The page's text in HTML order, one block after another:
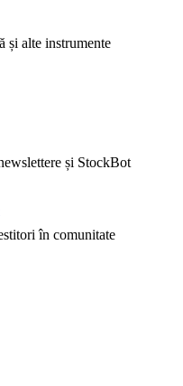
și alte instrumente
și StockBot
în comunitate